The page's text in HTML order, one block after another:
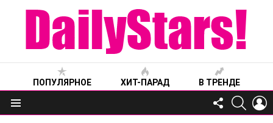
ПОПУЛЯРНОЕ ХИТ-ПАРАД В ТРЕНДЕ
Меню
FOLLOW
US